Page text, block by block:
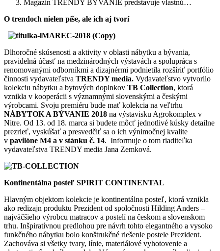
Magazín TRENDY BÝVANIE predstavuje vlastnú…
O trendoch nielen píše, ale ich aj tvorí
Dlhoročné skúsenosti a aktivity v oblasti nábytku a bývania,
pravidelná účasť na medzinárodných výstavách a spolupráca s
renomovanými odborníkmi a dizajnérmi podnietila rozšíriť portfólio
činnosti vydavateľstva TRENDY media. Vydavateľstvo vytvorilo
kolekciu nábytku a bytových doplnkov TB Collection, ktorá
vznikla v kooperácii s významnými slovenskými a českými
výrobcami. Svoju premiéru bude mať kolekcia na veľtrhu
NÁBYTOK A BÝVANIE 2018 na výstavisku Agrokomplex v
Nitre. Od 13. od 18. marca si budete môcť jednotlivé kúsky detailne
prezrieť, vyskúšať a presvedčiť sa o ich výnimočnej kvalite
v pavilóne M4 a v stánku č. 14. Informuje o tom riaditeľka
vydavateľstva TRENDY media Jana Zemková.
Kontinentálna posteľ SPIRIT CONTINENTAL
Hlavným objektom kolekcie je kontinentálna posteľ, ktorá vznikla
ako redizajn produktu Prezident od spoločnosti Hilding Anders –
najväčšieho výrobcu matracov a postelí na českom a slovenskom
trhu. Inšpiratívnou predlohou pre návrh tohto elegantného a vysoko
funkčného nábytku bolo konštrukčné riešenie postele Prezident.
Zachováva si všetky tvary, línie, materiálové vyhotovenie a